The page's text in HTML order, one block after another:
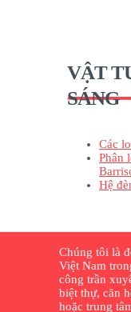
VẬT
SÁNG
Các
Phân
Hệ
Chúng tôi là
Việt Nam
công trần
biệt thự, căn
hoặc trung